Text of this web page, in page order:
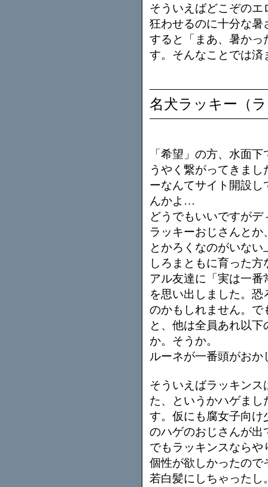
そういえばどこぞの
狂わせるのに十分な
すると「まあ、暑かっ
す。そんなことでは済
名犬ラッキー（
「希望」の方、水面
うやく繋がってきま
ーなんてサイト開設
んかよ…
どうでもいいですが
ラッキーおじさんと
とかろくなのがいな
しろまともに育った
アル友達に「実は一
を思い出しました。
のかもしれません。で
と、他は全員あれ以
か。そうか。
ルーネが一番頭がお
そういえばラッキン
た、というかハゲま
す。仮にも腐女子向
のハゲのおじさんが
でもラッキンスなら
個性が欲しかったので
若白髪にしちゃった